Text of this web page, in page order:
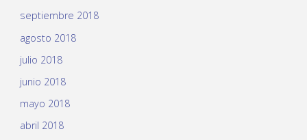
septiembre 2018
agosto 2018
julio 2018
junio 2018
mayo 2018
abril 2018